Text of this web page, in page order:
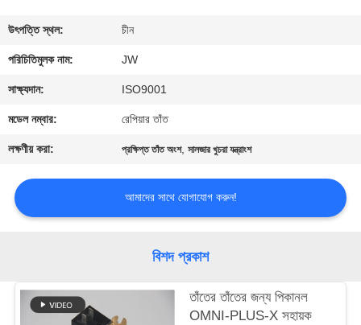
আমাদের
সাথে
যোগাযোগ
করুন
খবর
জন্য
আবেদন
উৎপত্তি স্থল: চীন
পরিচিতিমুলক নাম: JW
সাক্ষ্যদান: ISO9001
মডেল নম্বার: রেপিয়ার তাঁত
লক্ষণীয় করা: প্রক্ষিপ্ত তাঁত অংশ,সালজার খুচরা যন্ত্রাংশ
আমাদের সাথে যোগাযোগ করুন!
বিশদ প্রকাশ
তাঁতের তাঁতের জন্য পিকানল
OMNI-PLUS-X সহায়ক